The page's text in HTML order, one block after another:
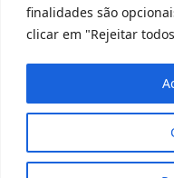
finalidades são
clicar em "Rejeitar